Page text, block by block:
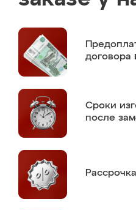
договора
Сроки
после
Рассрочка